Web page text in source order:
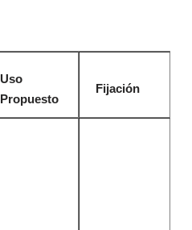
Uso
Propuesto
Fijación